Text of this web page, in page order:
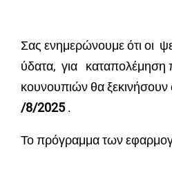
Σας ενημερώνουμε ότι οι
ύδατα, για
κουνουπιών θα ξεκινήσουν
/8/2025.
Το πρόγραμμα των